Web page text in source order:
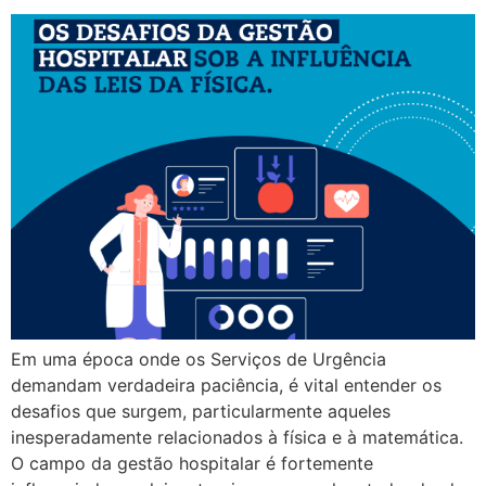
Em uma época onde os Serviços de Urgência
demandam verdadeira paciência, é vital entender os
desafios que surgem, particularmente aqueles
inesperadamente relacionados à física e à matemática.
O campo da gestão hospitalar é fortemente